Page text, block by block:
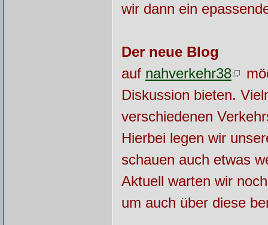
wir dann ein
Der neue Blog
auf nahverkehr38
Diskussion bieten.
verschiedenen
Hierbei legen wir
schauen auch etwas
Aktuell warten wir
um auch über diese